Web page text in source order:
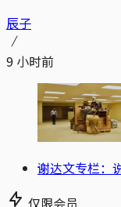
辰子
9 小时前
谢达文专栏：
仅限会员